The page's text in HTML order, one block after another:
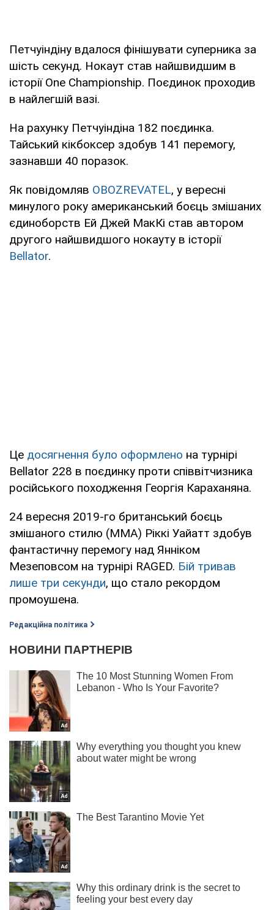
Петчуіндіну вдалося фінішувати суперника за
шість секунд. Нокаут став найшвидшим в
історії One Championship. Поєдинок проходив
в найлегшій вазі.
На рахунку Петчуіндіна 182 поєдинка.
Тайський кікбоксер здобув 141 перемогу,
зазнавши 40 поразок.
Як повідомляв OBOZREVATEL, у вересні
минулого року американський боєць змішаних
єдиноборств Ей Джей МакКі став автором
другого найшвидшого нокауту в історії
Bellator.
Це досягнення було оформлено на турнірі
Bellator 228 в поєдинку проти співвітчизника
російського походження Георгія Караханяна.
24 вересня 2019-го британський боєць
змішаного стилю (MMA) Ріккі Уайатт здобув
фантастичну перемогу над Янніком
Мезеповсом на турнірі RAGED. Бій тривав
лише три секунди, що стало рекордом
промоушена.
Редакційна політика